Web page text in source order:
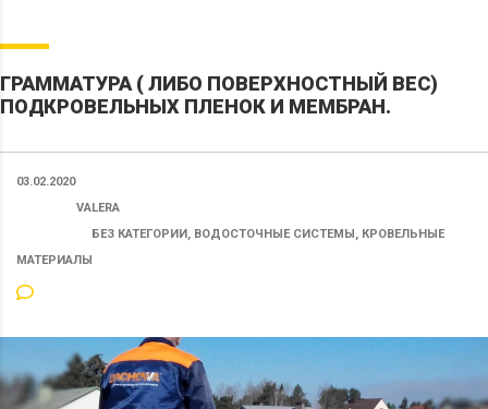
ГРАММАТУРА ( ЛИБО ПОВЕРХНОСТНЫЙ ВЕС)
ПОДКРОВЕЛЬНЫХ ПЛЕНОК И МЕМБРАН.
03.02.2020
VALERA
БЕЗ КАТЕГОРИИ, ВОДОСТОЧНЫЕ СИСТЕМЫ, КРОВЕЛЬНЫЕ
МАТЕРИАЛЫ